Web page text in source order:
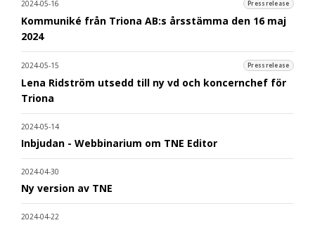
2024-05-16 Pressrelease
Kommuniké från Triona AB:s årsstämma den 16 maj
2024
2024-05-15 Pressrelease
Lena Ridström utsedd till ny vd och koncernchef för
Triona
2024-05-14
Inbjudan - Webbinarium om TNE Editor
2024-04-30
Ny version av TNE
2024-04-22